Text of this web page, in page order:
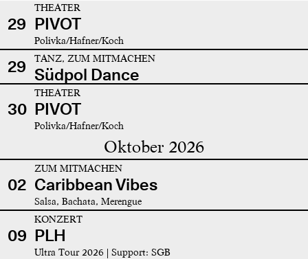
29
THEATER
PIVOT
Polivka/Hafner/Koch
29 TANZ, ZUM MITMACHEN
Südpol Dance
30
THEATER
PIVOT
Polivka/Hafner/Koch
Oktober 2026
02
ZUM MITMACHEN
Caribbean Vibes
Salsa, Bachata, Merengue
09
KONZERT
PLH
Ultra Tour 2026 | Support: SGB